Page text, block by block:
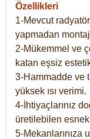
Özellikleri
1-Mevcut
yapmadan
2-Mükemmel ve
katan eşsiz
3-Hammadde ve
yüksek ısı verimi.
4-İhtiyaçlarınız
üretilebilen
5-Mekanlarınıza